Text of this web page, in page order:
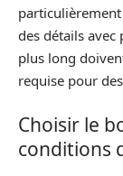
des détails
plus long
requise pour
Choisir le
conditions